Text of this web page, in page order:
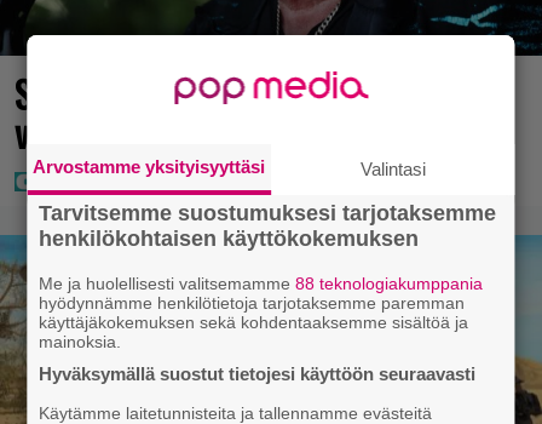
Seiska: Tuoretta tietoa Dannyn
voinnista
Arvostamme yksityisyyttäsi Valintasi
Tarvitsemme suostumuksesi tarjotaksemme
henkilökohtaisen käyttökokemuksen
Me ja huolellisesti valitsemamme88 teknologiakumppania
hyödynnämme henkilötietoja tarjotaksemme paremman
käyttäjäkokemuksen sekä kohdentaaksemme sisältöä ja
mainoksia.
Hyväksymällä suostut tietojesi käyttöön seuraavasti
Käytämme laitetunnisteita ja tallennamme evästeitä